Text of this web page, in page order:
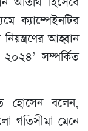
ক্যাম্পেইনটির
আহ্বান
২০২৪’ সম্পর্কিত
হোসেন বলেন,
গতিসীমা মেনে